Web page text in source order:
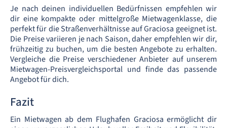
Je nach deinen individuellen Bedürfnissen empfehlen wir
dir eine kompakte oder mittelgroße Mietwagenklasse, die
perfekt für die Straßenverhältnisse auf Graciosa geeignet ist.
Die Preise variieren je nach Saison, daher empfehlen wir dir,
frühzeitig zu buchen, um die besten Angebote zu erhalten.
Vergleiche die Preise verschiedener Anbieter auf unserem
Mietwagen-Preisvergleichsportal und finde das passende
Angebot für dich.
Fazit
Ein Mietwagen ab dem Flughafen Graciosa ermöglicht dir